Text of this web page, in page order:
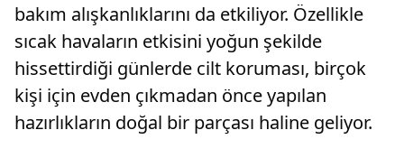
bakım alışkanlıklarını da etkiliyor. Özellikle
sıcak havaların etkisini yoğun şekilde
hissettirdiği günlerde cilt koruması, birçok
kişi için evden çıkmadan önce yapılan
hazırlıkların doğal bir parçası haline geliyor.